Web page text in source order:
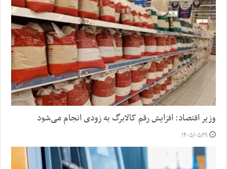
وزیر اقتصاد: افزایش رقم کالابرگ به زودی انجام می‌شود
۱۴۰۵/۰۵/۱۹